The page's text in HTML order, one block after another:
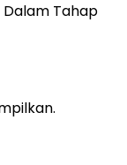
Dalam Tahap